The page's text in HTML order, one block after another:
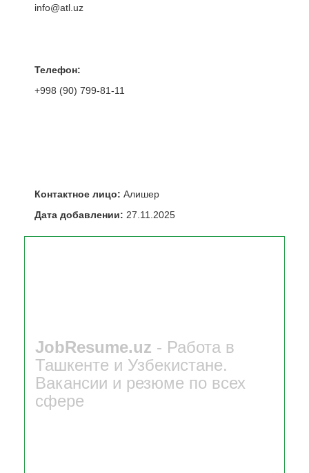
info@atl.uz
Телефон:
+998 (90) 799-81-11
Контактное лицо: Алишер
Дата добавлении: 27.11.2025
JobResume.uz - Работа в
Ташкенте и Узбекистане.
Вакансии и резюме по всех
сфере